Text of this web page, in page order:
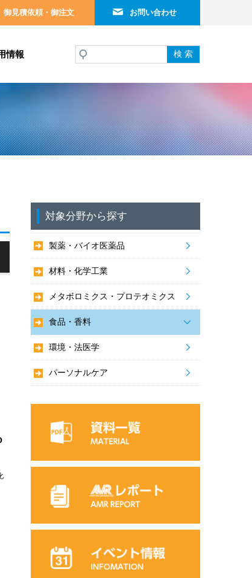
御見積依頼・御注文 お問い合わせ
情報
対象分野から探す
製薬・バイオ医薬品
材料・化学工業
メタボロミクス・プロテオミクス
食品・香料
環境・法医学
パーソナルケア